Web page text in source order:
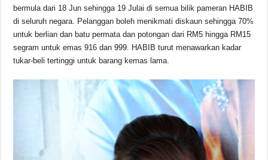
bermula dari 18 Jun sehingga 19 Julai di semua bilik pameran HABIB
di seluruh negara. Pelanggan boleh menikmati diskaun sehingga 70%
untuk berlian dan batu permata dan potongan dari RM5 hingga RM15
segram untuk emas 916 dan 999. HABIB turut menawarkan kadar
tukar-beli tertinggi untuk barang kemas lama.